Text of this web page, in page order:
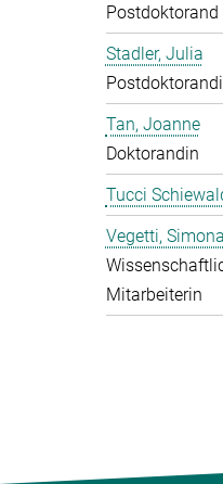
Postdoktorand
Stadler, Julia
Tan, Joanne
Doktorandin
Tucci
Vegetti, Simona
Mitarbeiterin